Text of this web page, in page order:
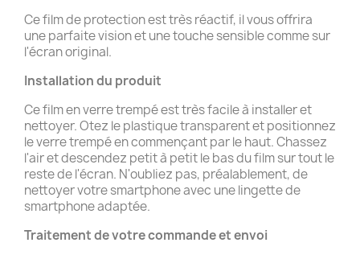
Ce film de protection est très réactif, il vous offrira
une parfaite vision et une touche sensible comme sur
l'écran original.
Installation du produit
Ce film en verre trempé est très facile à installer et
nettoyer. Otez le plastique transparent et positionnez
le verre trempé en commençant par le haut. Chassez
l'air et descendez petit à petit le bas du film sur tout le
reste de l'écran. N'oubliez pas, préalablement, de
nettoyer votre smartphone avec une lingette de
smartphone adaptée.
Traitement de votre commande etenvoi